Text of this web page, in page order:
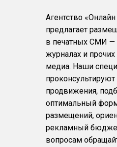
Агентство
предлагает
в печатных СМИ —
журналах и
медиа. Наши
проконсультируют
продвижения,
оптимальный
размещений,
рекламный
вопросам